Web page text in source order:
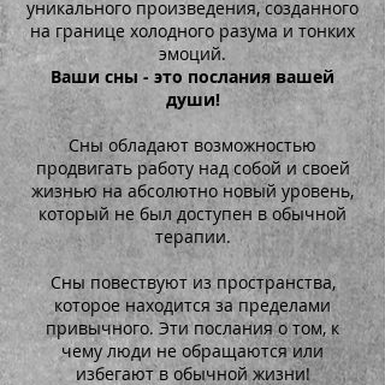
уникального произведения, созданного
на границе холодного разума и тонких
эмоций.
Ваши сны - это послания вашей
души!
Сны обладают возможностью
продвигать работу над собой и своей
жизнью на абсолютно новый уровень,
который не был доступен в обычной
терапии.
Сны повествуют из пространства,
которое находится за пределами
привычного. Эти послания о том, к
чему люди не обращаются или
избегают в обычной жизни!